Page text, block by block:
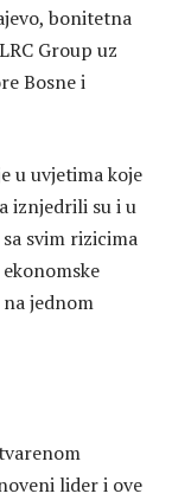
bonitetna
Group uz
Bosne i
u uvjetima koje
iznjedrili su i u
svim rizicima
jednom
lider i ove